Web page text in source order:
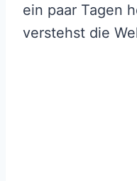
ein paar Tagen
verstehst die